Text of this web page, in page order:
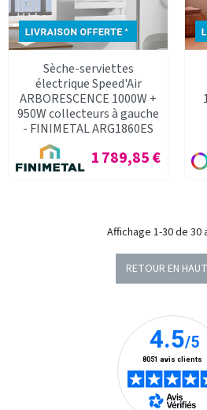
Sèche-serviettes
électrique Speed'Air
ARBORESCENCE 1000W +
950W collecteurs à gauche
- FINIMETAL ARG1860ES
Prix
1 789,85 €
Affichage 1-30 de 30
RETOUR EN HAUT